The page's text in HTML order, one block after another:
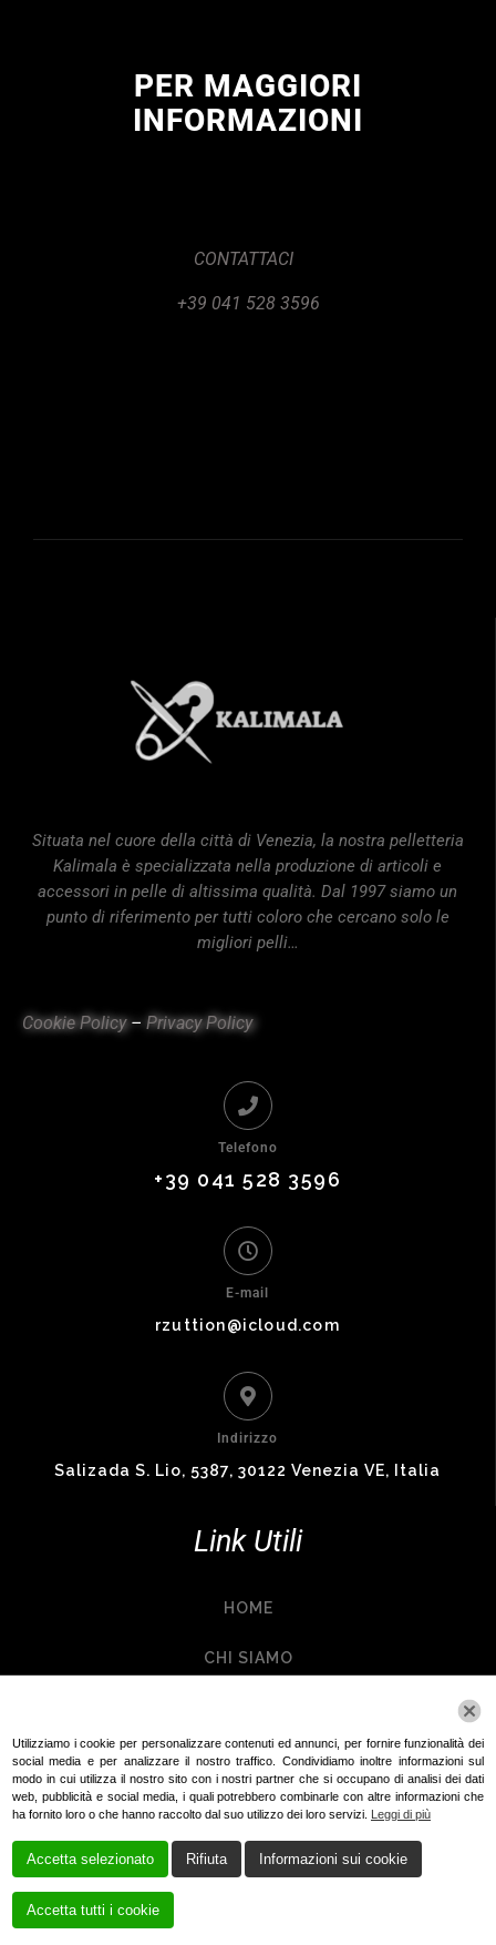
PER MAGGIORI
INFORMAZIONI
CONTATTACI
+39 041 528 3596
Situata nel cuore della città di Venezia, la nostra pelletteria
Kalimala è specializzata nella produzione di articoli e
accessori in pelle di altissima qualità. Dal 1997 siamo un
punto di riferimento per tutti coloro che cercano solo le
migliori pelli…
Cookie Policy– Privacy Policy
Telefono
+39 041 528 3596
E-mail
rzuttion@icloud.com
Indirizzo
Salizada S. Lio, 5387, 30122 Venezia VE, Italia
Link Utili
HOME
CHI SIAMO
GALLERIA
CONTATTI
Utilizziamo i cookie per personalizzare contenuti ed annunci, per fornire funzionalità dei
social media e per analizzare il nostro traffico. Condividiamo inoltre informazioni sul
modo in cui utilizza il nostro sito con i nostri partner che si occupano di analisi dei dati
web, pubblicità e social media, i quali potrebbero combinarle con altre informazioni che
ha fornito loro o che hanno raccolto dal suo utilizzo dei loro servizi. Leggi di più
Accetta selezionato Rifiuta Informazioni sui cookie
Accetta tutti i cookie